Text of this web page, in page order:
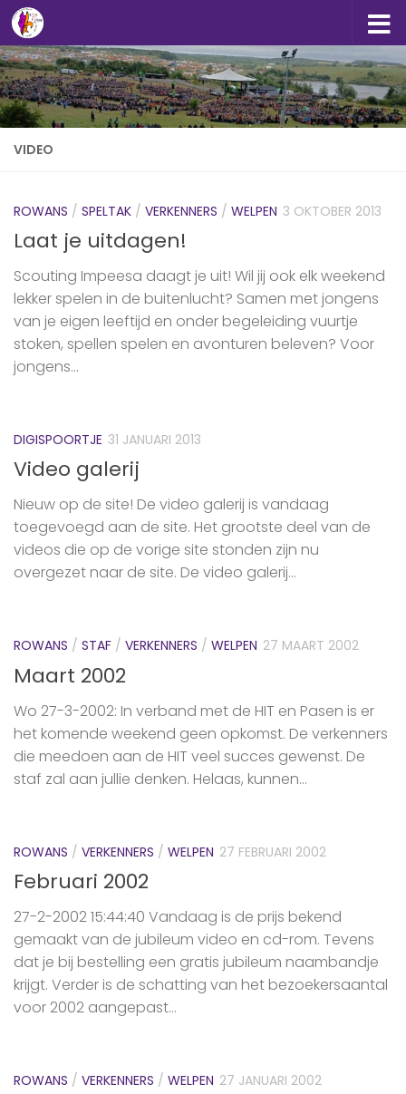
Doorgaan naar inhoud
VIDEO
ROWANS / SPELTAK / VERKENNERS / WELPEN 3 OKTOBER 2013
Laat je uitdagen!
Scouting Impeesa daagt je uit! Wil jij ook elk weekend
lekker spelen in de buitenlucht? Samen met jongens
van je eigen leeftijd en onder begeleiding vuurtje
stoken, spellen spelen en avonturen beleven? Voor
jongens...
DIGISPOORTJE 31 JANUARI 2013
Video galerij
Nieuw op de site! De video galerij is vandaag
toegevoegd aan de site. Het grootste deel van de
videos die op de vorige site stonden zijn nu
overgezet naar de site. De video galerij...
ROWANS / STAF / VERKENNERS / WELPEN 27 MAART 2002
Maart 2002
Wo 27-3-2002: In verband met de HIT en Pasen is er
het komende weekend geen opkomst. De verkenners
die meedoen aan de HIT veel succes gewenst. De
staf zal aan jullie denken. Helaas, kunnen...
ROWANS / VERKENNERS / WELPEN 27 FEBRUARI 2002
Februari 2002
27-2-2002 15:44:40 Vandaag is de prijs bekend
gemaakt van de jubileum video en cd-rom. Tevens
dat je bij bestelling een gratis jubileum naambandje
krijgt. Verder is de schatting van het bezoekersaantal
voor 2002 aangepast...
ROWANS / VERKENNERS / WELPEN 27 JANUARI 2002